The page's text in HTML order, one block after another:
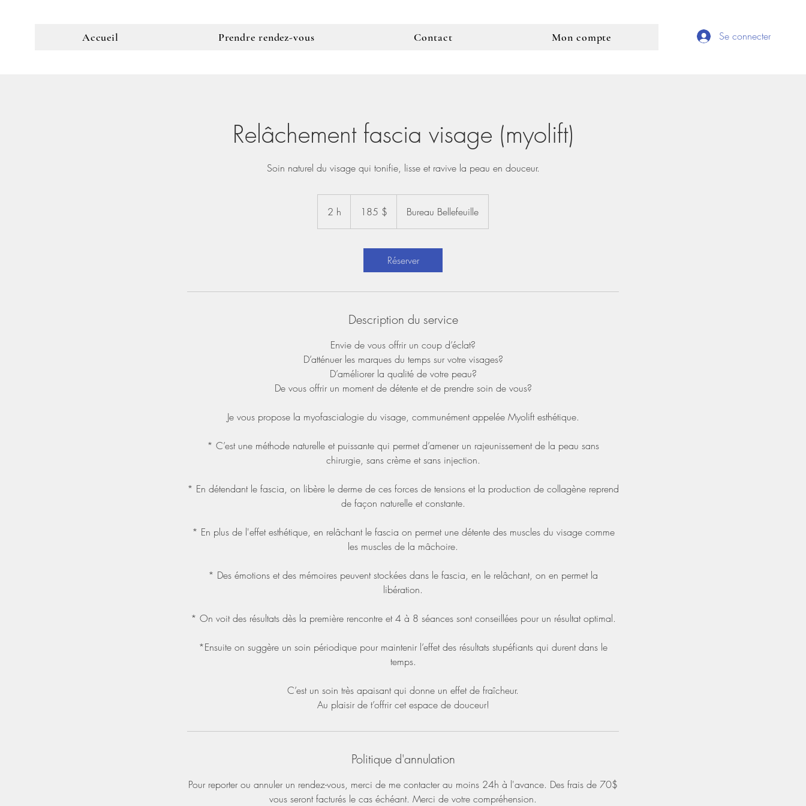
Accueil Prendre rendez-vous Contact Mon compte Se connecter
Relâchement fascia visage (myolift)
Soin naturel du visage qui tonifie, lisse et ravive la peau en douceur.
2 h
h
185 $ Bureau Bellefeuille
Réserver
Description du service
Envie de vous offrir un coup d’éclat?
D’atténuer les marques du temps sur votre visages?
D’améliorer la qualité de votre peau?
De vous offrir un moment de détente et de prendre soin de vous?
Je vous propose la myofascialogie du visage, communément appelée Myolift esthétique.
* C’est une méthode naturelle et puissante qui permet d’amener un rajeunissement de la peau sans
chirurgie, sans crème et sans injection.
* En détendant le fascia, on libère le derme de ces forces de tensions et la production de collagène reprend
de façon naturelle et constante.
* En plus de l'effet esthétique, en relâchant le fascia on permet une détente des muscles du visage comme
les muscles de la mâchoire.
* Des émotions et des mémoires peuvent stockées dans le fascia, en le relâchant, on en permet la
libération.
* On voit des résultats dès la première rencontre et 4 à 8 séances sont conseillées pour un résultat optimal.
*Ensuite on suggère un soin périodique pour maintenir l’effet des résultats stupéfiants qui durent dans le
temps.
C’est un soin très apaisant qui donne un effet de fraîcheur.
Au plaisir de t’offrir cet espace de douceur!
Politique d'annulation
Pour reporter ou annuler un rendez-vous, merci de me contacter au moins 24h à l'avance. Des frais de 70$
vous seront facturés le cas échéant. Merci de votre compréhension.